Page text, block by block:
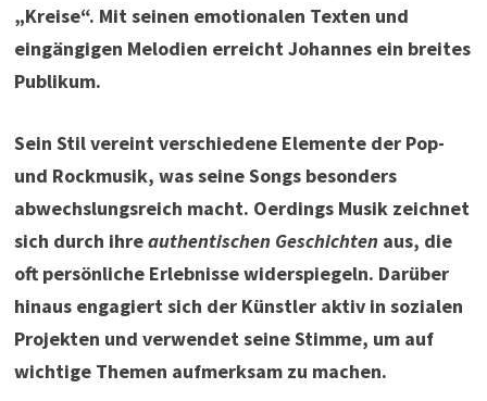
„Kreise“. Mit seinen emotionalen Texten und
eingängigen Melodien erreicht Johannes ein breites
Publikum.
Sein Stil vereint verschiedene Elemente der Pop-
und Rockmusik, was seine Songs besonders
abwechslungsreich macht. Oerdings Musik zeichnet
sich durch ihreauthentischen Geschichtenaus, die
oft persönliche Erlebnisse widerspiegeln. Darüber
hinaus engagiert sich der Künstler aktiv in sozialen
Projekten und verwendet seine Stimme, um auf
wichtige Themen aufmerksam zu machen.